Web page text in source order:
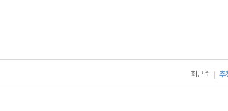
속주의와 이슬람주의의 변곡점이 된 6일 전쟁, 이후
최근순 | 추